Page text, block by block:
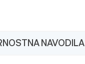
NAVODILA